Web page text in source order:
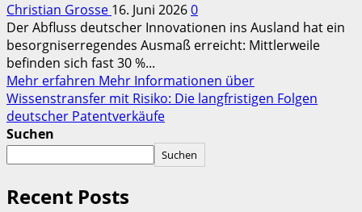
Christian Grosse 16. Juni 20260
Der Abfluss deutscher Innovationen ins Ausland hat ein
besorgniserregendes Ausmaß erreicht: Mittlerweile
befinden sich fast 30 %...
Mehr erfahren Mehr Informationen über
Wissenstransfer mit Risiko: Die langfristigen Folgen
deutscher Patentverkäufe
Suchen
Suchen
Recent Posts